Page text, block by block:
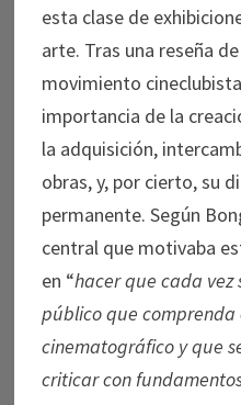
esta clase de
arte. Tras una reseña
movimiento
importancia de la
la adquisición,
obras, y, por cierto, su
permanente. Según
central que motivaba
en “hacer que cada vez
público que comprenda
cinematográfico y que
criticar con